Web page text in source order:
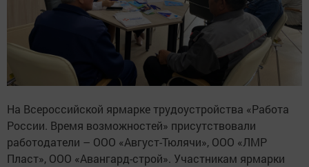
На Всероссийской ярмарке трудоустройства «Работа
России. Время возможностей» присутствовали
работодатели – ООО «Август-Тюлячи», ООО «ЛМР
Пласт», ООО «Авангард-строй». Участникам ярмарки